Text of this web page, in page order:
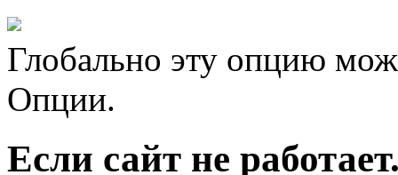
Глобально эту опцию
Опции.
Если сайт не